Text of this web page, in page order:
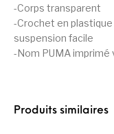
-Corps transparent
-Crochet en
suspension facile
-Nom PUMA
Produits similaires